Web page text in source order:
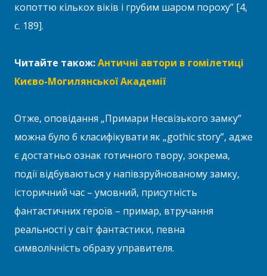
копоттю кількох віків і грубим шаром пороху” [4,
с. 189].
Читайте також:Античні автори в гомілетиці
Києво-Могилянської Академії
Отже, оповідання „Примари Несвізького замку”
можна було б класифікувати як „gothic story”, адже
є достатньо ознак готичного твору, зокрема,
події відбуваються у напівзруйнованому замку,
історичний час – умовний, присутність
фантастичних героїв – примар, втручання
реальності у світ фантастики, певна
символічність образу управителя.